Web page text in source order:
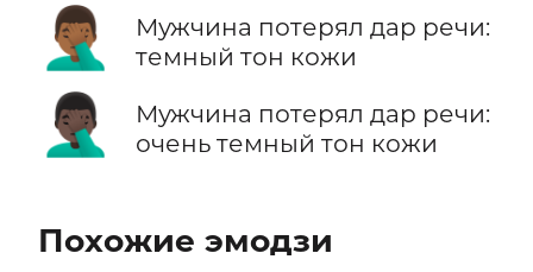
🤦🏾‍♂️
Мужчина потерял дар речи:
темный тон кожи
🤦🏿‍♂️
Мужчина потерял дар речи:
очень темный тон кожи
Похожие эмодзи